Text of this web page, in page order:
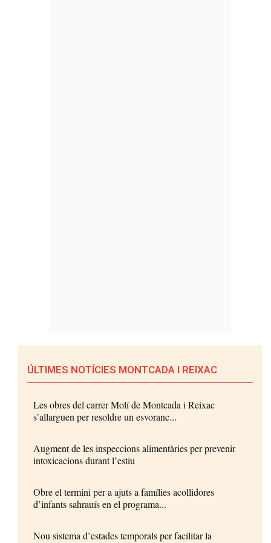
ÚLTIMES NOTÍCIES MONTCADA I REIXAC
Les obres del carrer Molí de Montcada i Reixac
s’allarguen per resoldre un esvoranc...
Augment de les inspeccions alimentàries per prevenir
intoxicacions durant l’estiu
Obre el termini per a ajuts a famílies acollidores
d’infants sahrauís en el programa...
Nou sistema d’estades temporals per facilitar la